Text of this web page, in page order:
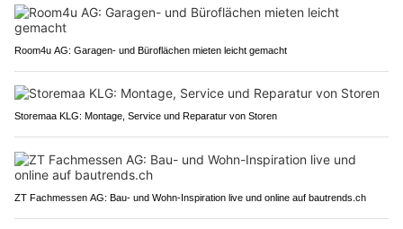
Room4u AG: Garagen- und Büroflächen mieten leicht gemacht
Storemaa KLG: Montage, Service und Reparatur von Storen
ZT Fachmessen AG: Bau- und Wohn-Inspiration live und online auf bautrends.ch